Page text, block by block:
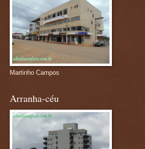
Martinho Campos
Arranha-céu